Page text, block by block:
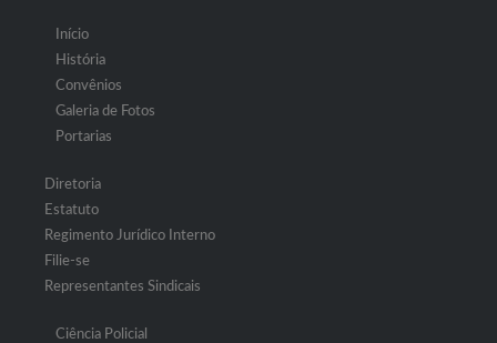
Início
História
Convênios
Galeria de Fotos
Portarias
Diretoria
Estatuto
Regimento Jurídico Interno
Filie-se
Representantes Sindicais
Ciência Policial